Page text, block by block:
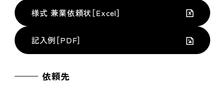
様式 兼業依頼状［Excel］
記入例［PDF］
依頼先